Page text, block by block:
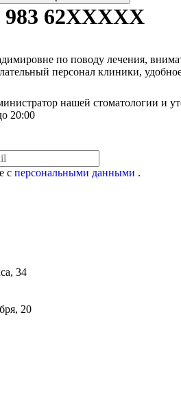
62XXXXX
по поводу лечения,
персонал клиники,
нашей стоматологии и
20:00
с персональными данными .
34
20